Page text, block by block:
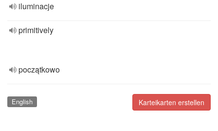
iluminacje
primitively
początkowo
Karteikarten erstellen
English